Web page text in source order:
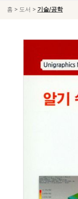
홈 > 도서 > 기술/공학